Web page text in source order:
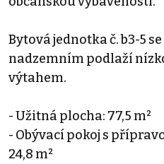
Bytová jednotka č. b3-5
nadzemním podlaží
výtahem.
- Užitná plocha: 77,5 m²
- Obývací pokoj s
24,8 m²